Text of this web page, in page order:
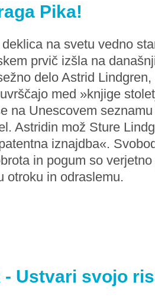
Pika!
na svetu vedno
prvič izšla na
delo Astrid
med »knjige
na Unescovem
Astridin mož Sture
iznajdba«.
in pogum so
otroku in odraslemu.
- Ustvari svojo